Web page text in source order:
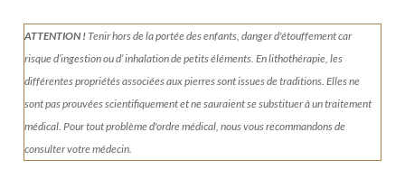
ATTENTION !Tenirhors de la portée des enfants, danger d'étouffement car
risque d’ingestion ou d’ inhalation de petits éléments.En lithothérapie, les
différentes propriétés associées aux pierres sont issues de traditions. Elles ne
sont pas prouvées scientifiquement et ne sauraient se substituer à un traitement
médical. Pour tout problème d'ordre médical, nous vous recommandons de
consulter votre médecin.